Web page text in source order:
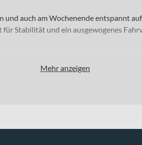
auch am Wochenende entspannt auf
Stabilität und ein ausgewogenes
Gesamtgewicht von 150 kg.
Mehr anzeigen